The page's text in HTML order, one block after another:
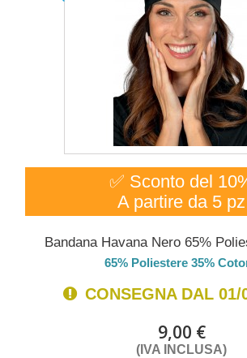
✅ Sconto del
A partire da 5 pz
Bandana Havana Nero 65%
65% Poliestere 35%
CONSEGNA DAL 01/
9,00 €
(IVA INCLUSA)